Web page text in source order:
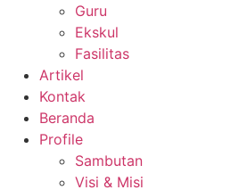
Guru
Ekskul
Fasilitas
Artikel
Kontak
Beranda
Profile
Sambutan
Visi & Misi